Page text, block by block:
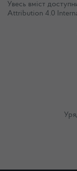
Увесь вміст
Attribution 4.0